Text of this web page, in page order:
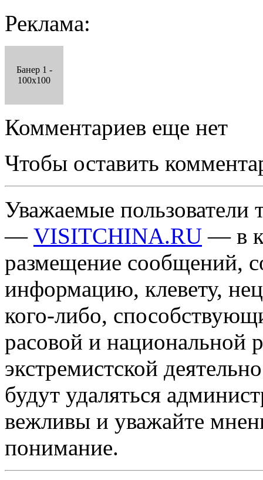
Реклама:
Банер 1 -
100x100
Комментариев еще нет
Чтобы оставить
Уважаемые пользователи
— VISITCHINA.RU — в
размещение сообщений,
информацию, клевету,
кого-либо,
расовой и национальной
экстремистской
будут удаляться
вежливы и уважайте
понимание.